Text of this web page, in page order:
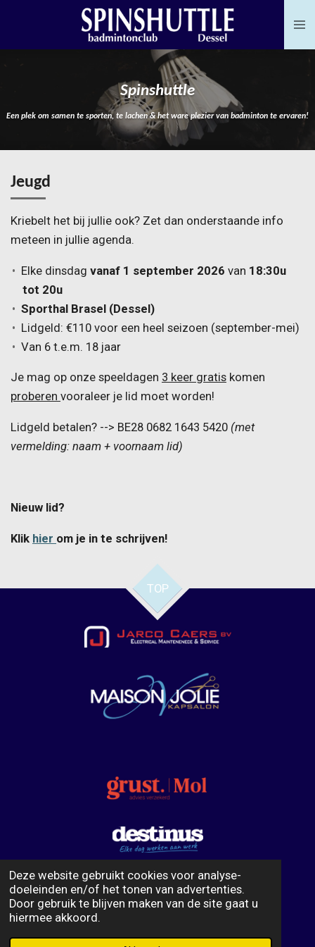
Deze website gebruikt cookies voor analyse-
doeleinden en/of het tonen van advertenties.
Door gebruik te blijven maken van de site gaat u
hiermee akkoord.
naar
Spinshuttle
Een plek om samen te sporten, te lachen & het ware plezier van badminton te ervaren!
Jeugd
Kriebelt het bij jullie ook? Zet dan onderstaande info
meteen in jullie agenda.
Elke dinsdag vanaf 1 september 2026 van 18:30u
tot 20u
Sporthal Brasel (Dessel)
Lidgeld: €110 voor een heel seizoen (september-mei)
Van 6 t.e.m. 18 jaar
Je mag op onze speeldagen 3 keer gratis komen
proberen vooraleer je lid moet worden!
Lidgeld betalen? --> BE28 0682 1643 5420 (met
vermelding: naam + voornaam lid)
Nieuw lid?
Klik hier om je in te schrijven!
TOP
F
c
I
s
W
a